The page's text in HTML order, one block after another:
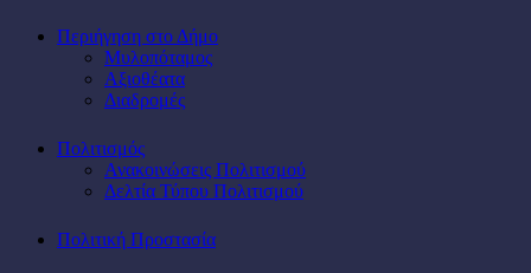
Περιήγηση στο Δήμο
Μυλοπόταμος
Αξιοθέατα
Διαδρομές
Πολιτισμός
Ανακοινώσεις Πολιτισμού
Δελτία Τύπου Πολιτισμού
Πολιτική Προστασία